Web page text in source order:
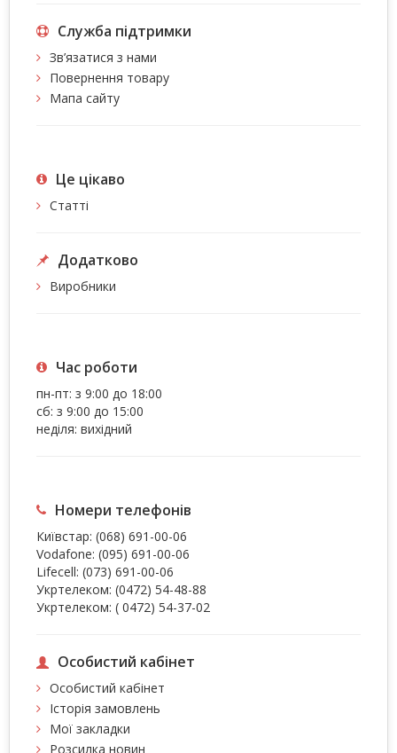
Служба підтримки
Зв’язатися з нами
Повернення товару
Мапа сайту
Це цiкаво
Статті
Додатково
Виробники
Час роботи
пн-пт: з 9:00 до 18:00
сб: з 9:00 до 15:00
неділя: вихідний
Номери телефонів
Київстар: (068) 691-00-06
Vodafone: (095) 691-00-06
Lifecell: (073) 691-00-06
Укртелеком: (0472) 54-48-88
Укртелеком: ( 0472) 54-37-02
Особистий кабінет
Особистий кабінет
Історія замовлень
Мої закладки
Розсилка новин